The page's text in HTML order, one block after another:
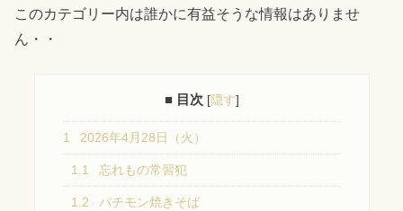
このカテゴリー内は誰かに有益そうな情報はありませ
ん・・
■ 目次 [隠す]
1 2026年4月28日（火）
1.1 忘れもの常習犯
1.2 パチモン焼きそば